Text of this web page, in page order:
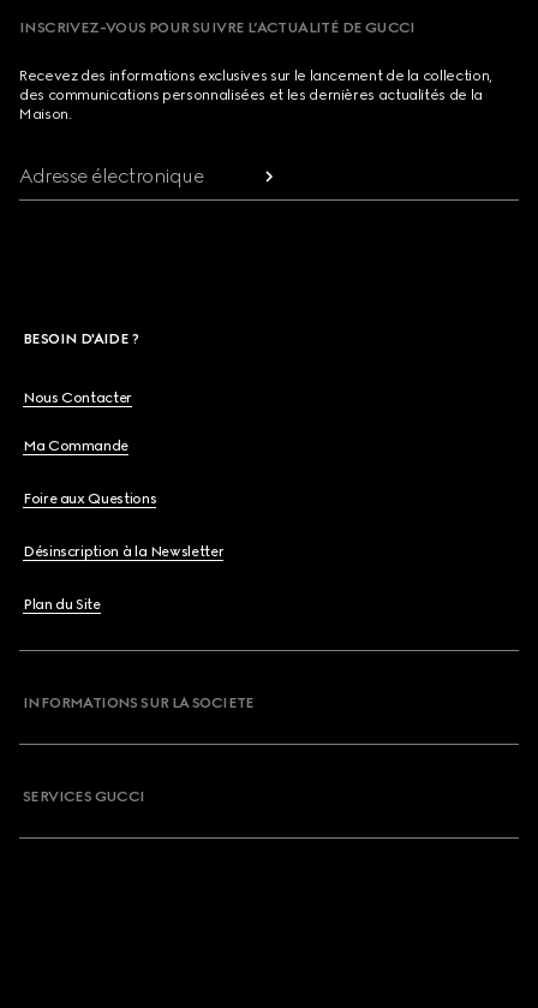
INSCRIVEZ-VOUS POUR SUIVRE L’ACTUALITÉ DE GUCCI
Recevez des informations exclusives sur le lancement de la collection,
des communications personnalisées et les dernières actualités de la
Maison.
Adresse électronique
BESOIN D'AIDE ?
Nous Contacter
Ma Commande
Foire aux Questions
Désinscription à la Newsletter
Plan du Site
INFORMATIONS SUR LA SOCIETE
SERVICES GUCCI